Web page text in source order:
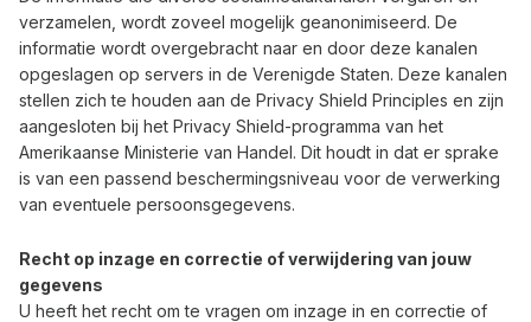
verzamelen, wordt zoveel mogelijk geanonimiseerd. De
informatie wordt overgebracht naar en door deze kanalen
opgeslagen op servers in de Verenigde Staten. Deze kanalen
stellen zich te houden aan de Privacy Shield Principles en zijn
aangesloten bij het Privacy Shield-programma van het
Amerikaanse Ministerie van Handel. Dit houdt in dat er sprake
is van een passend beschermingsniveau voor de verwerking
van eventuele persoonsgegevens.
Recht op inzage en correctie of verwijdering van jouw
gegevens
U heeft het recht om te vragen om inzage in en correctie of